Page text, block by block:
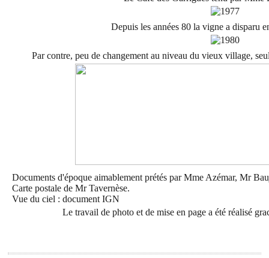
Depuis les années 80 la vigne a disparu
Par contre, peu de changement au niveau du vieux village,
Documents d'époque aimablement prétés par Mme Azémar, Mr
Carte postale de Mr Tavernèse.
Vue du ciel : document IGN
Le travail de photo et de mise en page a été réalisé